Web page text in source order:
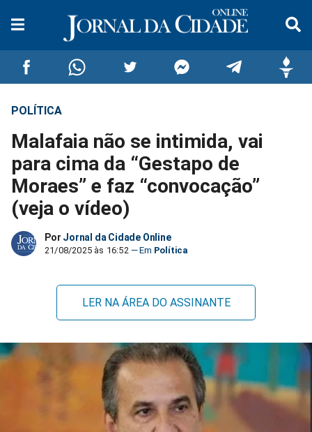
Compartilhar
no
Facebook
Compartilhar
no
Whatsapp
no
Twitter
no
Messenger
no
Telegram
POLÍTICA
Malafaia não se intimida, vai
para cima da “Gestapo de
Moraes” e faz “convocação”
(veja o vídeo)
Por Jornal da Cidade Online
21/08/2025 às 16:52 Política
LER NA ÁREA DO ASSINANTE